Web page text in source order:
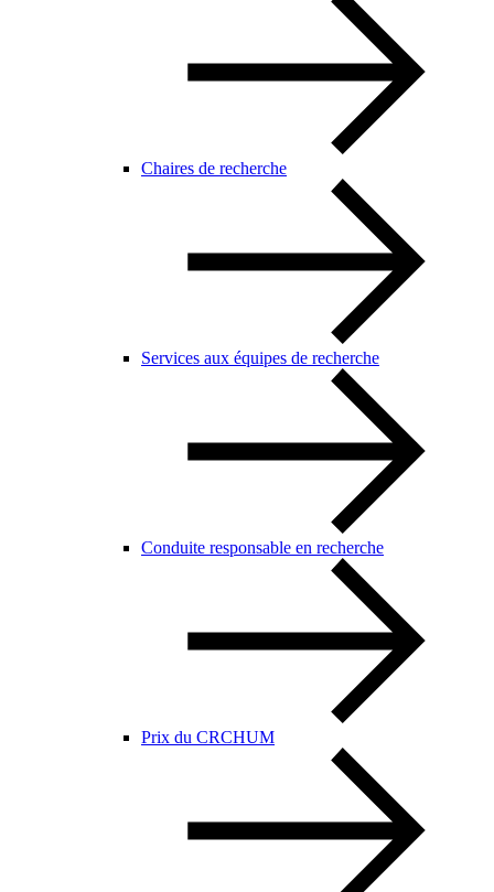
Chaires de recherche
Services aux équipes de recherche
Conduite responsable en recherche
Prix du CRCHUM